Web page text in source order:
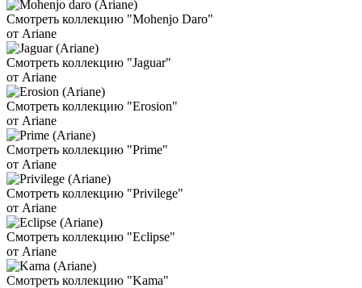
Смотреть коллекцию "Mohenjo Daro"
от Ariane
Смотреть коллекцию "Jaguar"
от Ariane
Смотреть коллекцию "Erosion"
от Ariane
Смотреть коллекцию "Prime"
от Ariane
Смотреть коллекцию "Privilege"
от Ariane
Смотреть коллекцию "Eclipse"
от Ariane
Смотреть коллекцию "Kama"